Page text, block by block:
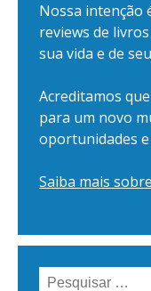
Nossa intenção
reviews de
sua vida e de
Acreditamos
para um novo
oportunidades
Saiba mais
Pesquisar